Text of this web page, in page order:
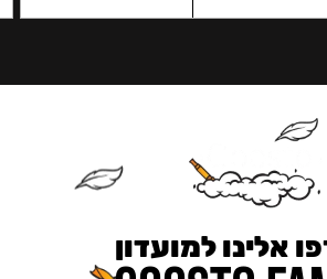
אלינו למועדון